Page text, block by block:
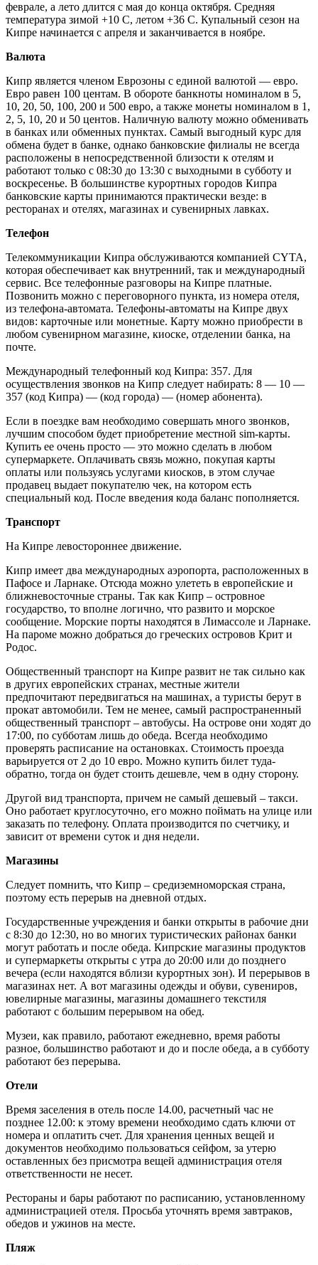
феврале, а лето длится с мая до конца октября. Средняя
температура зимой +10 С, летом +36 С. Купальный сезон на
Кипре начинается с апреля и заканчивается в ноябре.
Валюта
Кипр является членом Еврозоны с единой валютой — евро.
Евро равен 100 центам. В обороте банкноты номиналом в 5,
10, 20, 50, 100, 200 и 500 евро, а также монеты номиналом в 1,
2, 5, 10, 20 и 50 центов. Наличную валюту можно обменивать
в банках или обменных пунктах. Самый выгодный курс для
обмена будет в банке, однако банковские филиалы не всегда
расположены в непосредственной близости к отелям и
работают только с 08:30 до 13:30 с выходными в субботу и
воскресенье. В большинстве курортных городов Кипра
банковские карты принимаются практически везде: в
ресторанах и отелях, магазинах и сувенирных лавках.
Телефон
Телекоммуникации Кипра обслуживаются компанией CYTA,
которая обеспечивает как внутренний, так и международный
сервис. Все телефонные разговоры на Кипре платные.
Позвонить можно с переговорного пункта, из номера отеля,
из телефона-автомата. Телефоны-автоматы на Кипре двух
видов: карточные или монетные. Карту можно приобрести в
любом сувенирном магазине, киоске, отделении банка, на
почте.
Международный телефонный код Кипра: 357. Для
осуществления звонков на Кипр следует набирать: 8 — 10 —
357 (код Кипра) — (код города) — (номер абонента).
Если в поездке вам необходимо совершать много звонков,
лучшим способом будет приобретение местной sim-карты.
Купить ее очень просто — это можно сделать в любом
супермаркете. Оплачивать связь можно, покупая карты
оплаты или пользуясь услугами киосков, в этом случае
продавец выдает покупателю чек, на котором есть
специальный код. После введения кода баланс пополняется.
Транспорт
На Кипре левостороннее движение.
Кипр имеет два международных аэропорта, расположенных в
Пафосе и Ларнаке. Отсюда можно улететь в европейские и
ближневосточные страны. Так как Кипр – островное
государство, то вполне логично, что развито и морское
сообщение. Морские порты находятся в Лимассоле и Ларнаке.
На пароме можно добраться до греческих островов Крит и
Родос.
Общественный транспорт на Кипре развит не так сильно как
в других европейских странах, местные жители
предпочитают передвигаться на машинах, а туристы берут в
прокат автомобили. Тем не менее, самый распространенный
общественный транспорт – автобусы. На острове они ходят до
17:00, по субботам лишь до обеда. Всегда необходимо
проверять расписание на остановках. Стоимость проезда
варьируется от 2 до 10 евро. Можно купить билет туда-
обратно, тогда он будет стоить дешевле, чем в одну сторону.
Другой вид транспорта, причем не самый дешевый – такси.
Оно работает круглосуточно, его можно поймать на улице или
заказать по телефону. Оплата производится по счетчику, и
зависит от времени суток и дня недели.
Магазины
Следует помнить, что Кипр – средиземноморская страна,
поэтому есть перерыв на дневной отдых.
Государственные учреждения и банки открыты в рабочие дни
с 8:30 до 12:30, но во многих туристических районах банки
могут работать и после обеда. Кипрские магазины продуктов
и супермаркеты открыты с утра до 20:00 или до позднего
вечера (если находятся вблизи курортных зон). И перерывов в
магазинах нет. А вот магазины одежды и обуви, сувениров,
ювелирные магазины, магазины домашнего текстиля
работают с большим перерывом на обед.
Музеи, как правило, работают ежедневно, время работы
разное, большинство работают и до и после обеда, а в субботу
работают без перерыва.
Отели
Время заселения в отель после 14.00, расчетный час не
позднее 12.00: к этому времени необходимо сдать ключи от
номера и оплатить счет. Для хранения ценных вещей и
документов необходимо пользоваться сейфом, за утерю
оставленных без присмотра вещей администрация отеля
ответственности не несет.
Рестораны и бары работают по расписанию, установленному
администрацией отеля. Просьба уточнять время завтраков,
обедов и ужинов на месте.
Пляж